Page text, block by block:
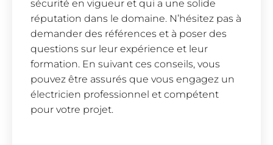
sécurité en vigueur et qui a une solide
réputation dans le domaine. N’hésitez pas à
demander des références et à poser des
questions sur leur expérience et leur
formation. En suivant ces conseils, vous
pouvez être assurés que vous engagez un
électricien professionnel et compétent
pour votre projet.